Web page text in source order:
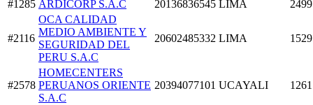
#1285 ARDICORP S.A.C 20136836545 LIMA
#2116
OCA CALIDAD
MEDIO AMBIENTE Y
SEGURIDAD DEL
PERU S.A.C
20602485332 LIMA
#2578
HOMECENTERS
PERUANOS ORIENTE
S.A.C
20394077101 UCAYALI